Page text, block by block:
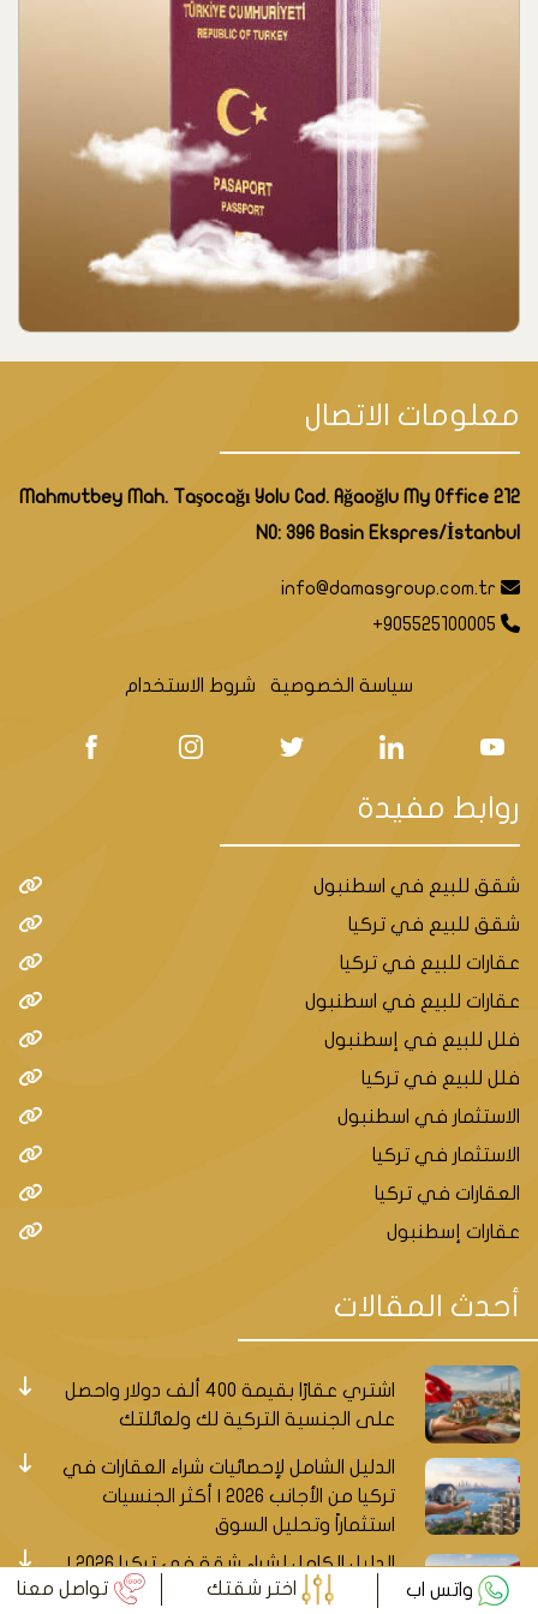
معلومات الاتصال
Mahmutbey Mah. Taşocağı Yolu Cad. Ağaoğlu My Office 212
NO: 396 Basin Ekspres/İstanbul
info@damasgroup.com.tr
+905525100005
سياسة الخصوصية شروط الاستخدام
روابط مفيدة
شقق للبيع في اسطنبول
شقق للبيع في تركيا
عقارات للبيع في تركيا
عقارات للبيع في اسطنبول
فلل للبيع في إسطنبول
فلل للبيع في تركيا
الاستثمار في اسطنبول
الاستثمار في تركيا
العقارات في تركيا
عقارات إسطنبول
أحدث المقالات
اشتري عقارًا بقيمة 400 ألف دولار واحصل
على الجنسية التركية لك ولعائلتك
الدليل الشامل لإحصائيات شراء العقارات في
تركيا من الأجانب 2026 | أكثر الجنسيات
استثماراً وتحليل السوق
الدليل الكامل لشراء شقة في تركيا 2026 |
الخطوات، الشروط، التكاليف ونصائح
واتس اب اختر شقتك تواصل معنا